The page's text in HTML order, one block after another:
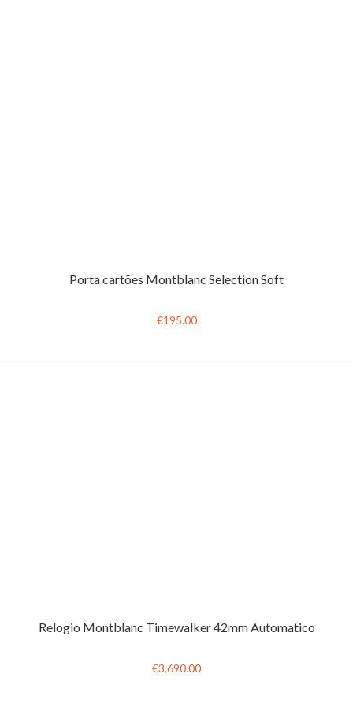
Porta cartões Montblanc Selection Soft
€195.00
Relogio Montblanc Timewalker 42mm Automatico
€3,690.00